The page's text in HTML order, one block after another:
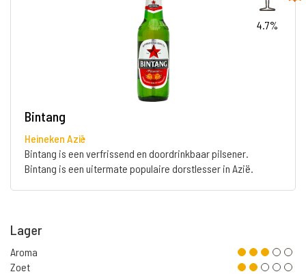
4.7%
Bintang
Heineken Azië
Bintang is een verfrissend en doordrinkbaar pilsener.
Bintang is een uitermate populaire dorstlesser in Azië.
Lager
Aroma
Zoet